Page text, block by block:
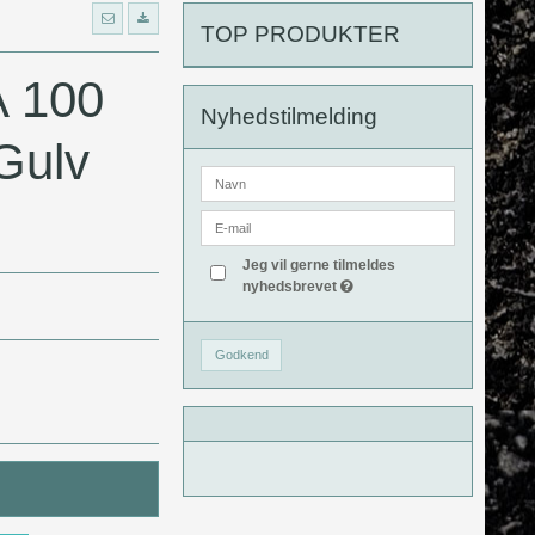
100
TOP PRODUKTER
Nyhedstilmelding
Jeg vil gerne tilmeldes
nyhedsbrevet
Godkend